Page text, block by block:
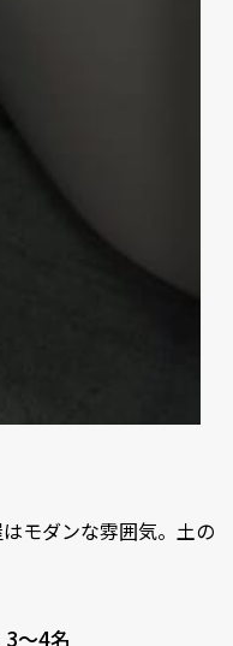
モダンな雰囲気。土の
～4名